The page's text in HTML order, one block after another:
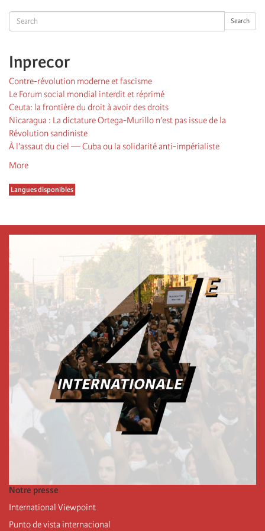
Search Search
Inprecor
Contre-révolution moderne et fascisme
Le Forum social mondial interdit et réprimé
Ceuta: la frontière du droit à avoir des droits
Nicaragua : La dictature Ortega-Murillo n’est pas issue de la
Révolution sandiniste
À l’assaut du ciel — Cuba ou la solidarité anti-impérialiste
More
Langues disponibles
Notre presse
International Viewpoint
Punto de vista internacional